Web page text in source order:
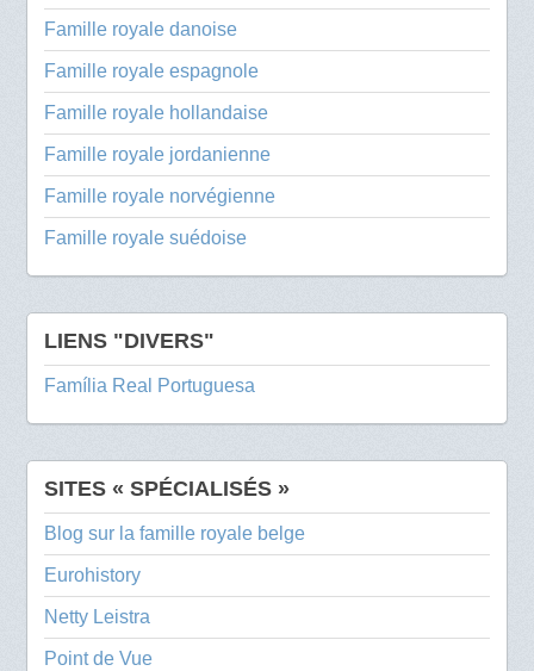
Famille royale danoise
Famille royale espagnole
Famille royale hollandaise
Famille royale jordanienne
Famille royale norvégienne
Famille royale suédoise
LIENS "DIVERS"
Família Real Portuguesa
SITES « SPÉCIALISÉS »
Blog sur la famille royale belge
Eurohistory
Netty Leistra
Point de Vue